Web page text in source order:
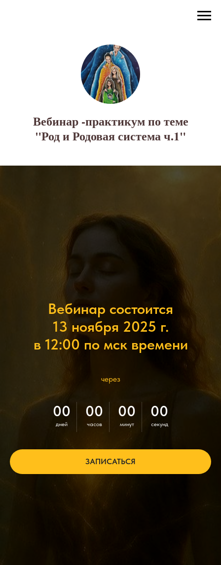
Вебинар -практикум по теме
"Род и Родовая система ч.1"
Вебинар состоится
13 ноября 2025 г.
в 12:00 по мск времени
через
00
дней
00
часов
00
минут
00
секунд
ЗАПИСАТЬСЯ